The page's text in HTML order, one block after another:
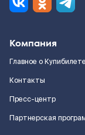
Компания
Главное о Купибилете
Контакты
Пресс-центр
Партнерская